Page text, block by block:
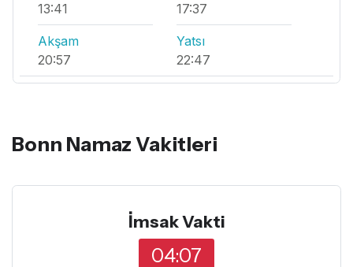
13:41
17:37
Akşam
20:57
Yatsı
22:47
Bonn Namaz Vakitleri
İmsak Vakti
04:07